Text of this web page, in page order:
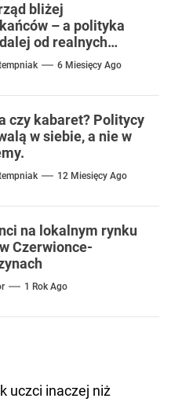
bliżej
– a polityka
od realnych
6 Miesięcy Ago
czy kabaret? Politycy
w siebie, a nie w
12 Miesięcy Ago
na lokalnym rynku
Czerwionce-
1 Rok Ago
uczci inaczej niż